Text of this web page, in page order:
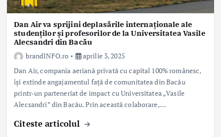
Dan Air va sprijini deplasările internaționale ale
studenților și profesorilor de la Universitatea Vasile
Alecsandri din Bacău
brandINFO.ro
aprilie 3, 2025
Dan Air, compania aeriană privată cu capital 100% românesc,
își extinde angajamentul față de comunitatea din Bacău
printr-un parteneriat de impact cu Universitatea „Vasile
Alecsandri” din Bacău. Prin această colaborare,…
Citeste articolul